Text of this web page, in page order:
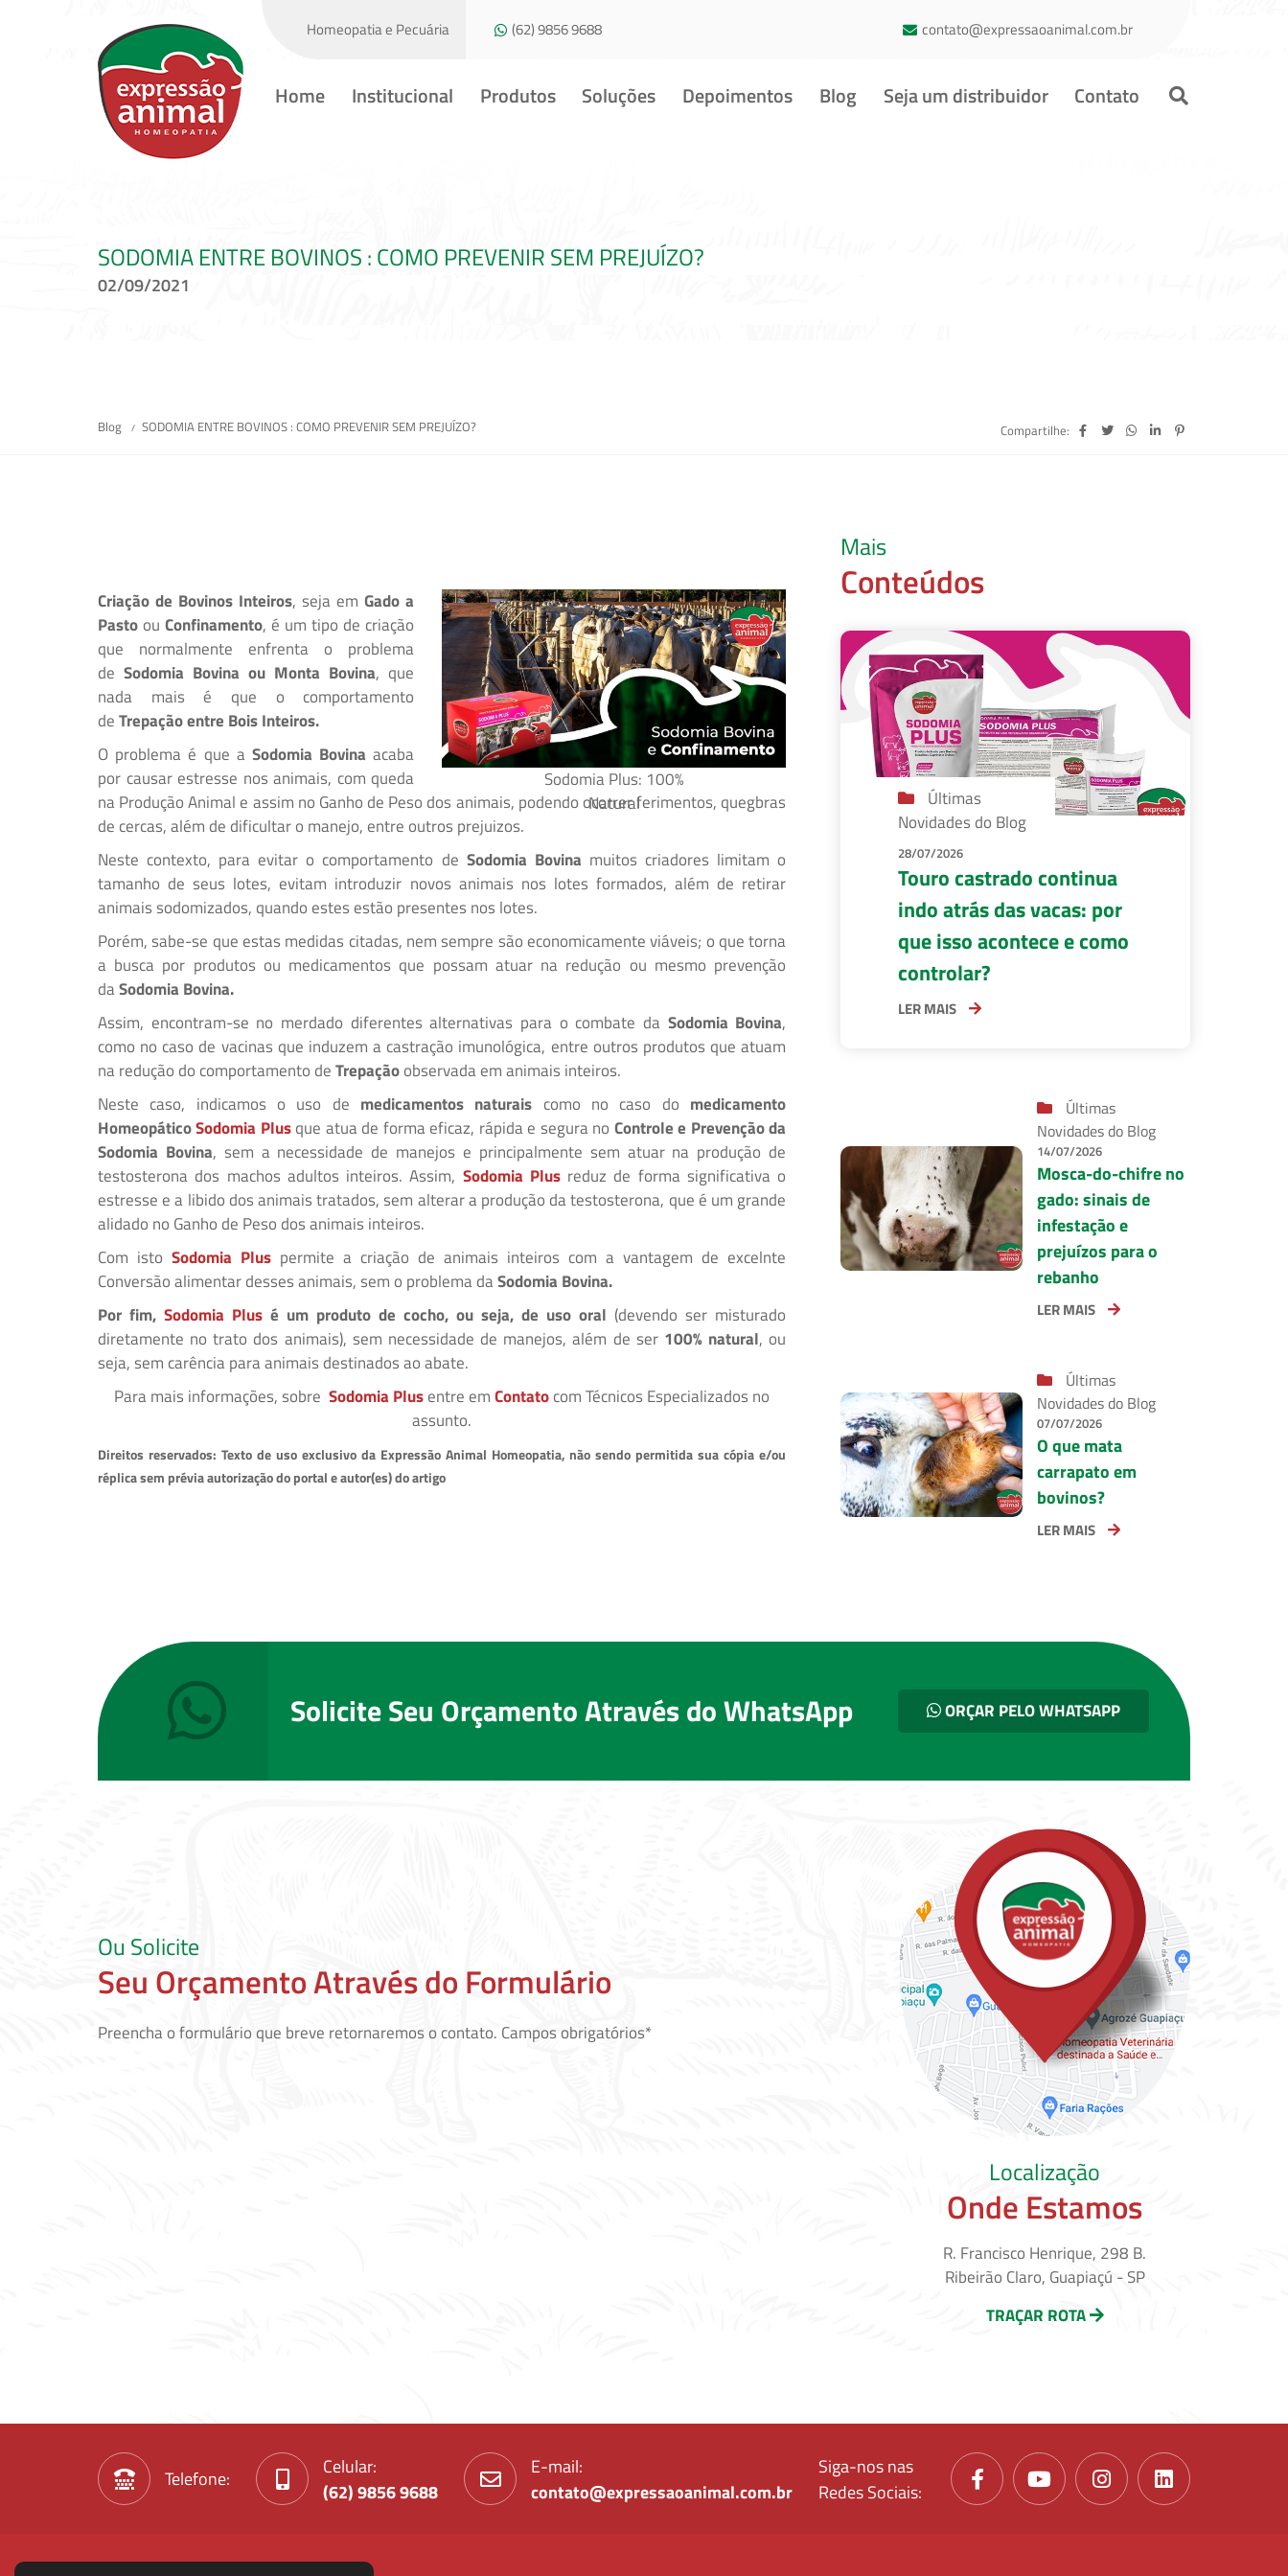
Homeopatia e Pecuária (62) 9856 9688 contato@expressaoanimal.com.br
Home Institucional Produtos Soluções Depoimentos Blog Seja um distribuidor Contato
SODOMIA ENTRE BOVINOS : COMO PREVENIR SEM PREJUÍZO?
02/09/2021
Blog SODOMIA ENTRE BOVINOS : COMO PREVENIR SEM PREJUÍZO? Compartilhe:
Sodomia Plus: 100%
Natural
Criação de Bovinos Inteiros, seja em Gado a
Pasto ouConfinamento, é um tipo de criação
que normalmente enfrenta o problema
deSodomia Bovina ou Monta Bovina, que
nada mais é que o comportamento
deTrepação entre Bois Inteiros.
O problema é que a Sodomia Bovina acaba
por causar estresse nos animais, com queda
na Produção Animal e assim no Ganho de Peso dos animais, podendo ocorrer ferimentos, quegbras
de cercas, além de dificultar o manejo, entre outros prejuizos.
Neste contexto, para evitar o comportamento de Sodomia Bovina muitos criadores limitam o
tamanho de seus lotes, evitam introduzir novos animais nos lotes formados, além de retirar
animais sodomizados, quando estes estão presentes nos lotes.
Porém, sabe-se que estas medidas citadas, nem sempre são economicamente viáveis; o que torna
a busca por produtos ou medicamentos que possam atuar na redução ou mesmo prevenção
daSodomia Bovina.
Assim, encontram-se no merdado diferentes alternativas para o combate da Sodomia Bovina,
como no caso de vacinas que induzem a castração imunológica, entre outros produtos que atuam
na redução do comportamento deTrepaçãoobservada em animais inteiros.
Neste caso, indicamos o uso de medicamentos naturais como no caso do medicamento
HomeopáticoSodomia Plusque atua de forma eficaz, rápida e segura no Controle e Prevenção da
Sodomia Bovina, sem a necessidade de manejos e principalmente sem atuar na produção de
testosterona dos machos adultos inteiros. Assim, Sodomia Plus reduz de forma significativa o
estresse e a libido dos animais tratados, sem alterar a produção da testosterona, que é um grande
alidado no Ganho de Peso dos animais inteiros.
Com isto Sodomia Plus permite a criação de animais inteiros com a vantagem de excelnte
Conversão alimentar desses animais, sem o problema daSodomia Bovina.
Por fim,Sodomia Plus é um produto de cocho, ou seja, de uso oral (devendo ser misturado
diretamente no trato dos animais), sem necessidade de manejos, além de ser 100% natural, ou
seja, sem carência para animais destinados ao abate.
Para mais informações, sobre Sodomia Plusentre emContatocom Técnicos Especializados no
assunto.
Direitos reservados: Texto de uso exclusivo da Expressão Animal Homeopatia, não sendo permitida sua cópia e/ou
réplica sem prévia autorização do portal e autor(es) do artigo
Mais
Conteúdos
Últimas
Novidades do Blog
28/07/2026
Touro castrado continua
indo atrás das vacas: por
que isso acontece e como
controlar?
LER MAIS
Últimas
Novidades do Blog
14/07/2026
Mosca-do-chifre no
gado: sinais de
infestação e
prejuízos para o
rebanho
LER MAIS
Últimas
Novidades do Blog
07/07/2026
O que mata
carrapato em
bovinos?
LER MAIS
Solicite Seu Orçamento Através do WhatsApp ORÇAR PELO WHATSAPP
Ou Solicite
Seu Orçamento Através do Formulário
Preencha o formulário que breve retornaremos o contato. Campos obrigatórios*
Localização
Onde Estamos
R. Francisco Henrique, 298 B.
Ribeirão Claro, Guapiaçú - SP
TRAÇAR ROTA
Telefone:
Celular:
(62) 9856 9688
E-mail:
contato@expressaoanimal.com.br
Siga-nos nas
Redes Sociais: